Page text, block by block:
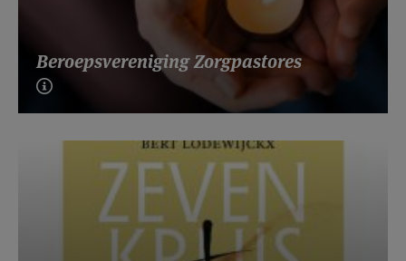
Beroepsvereniging Zorgpastores